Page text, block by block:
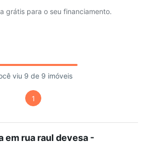
grátis para o seu financiamento.
viu 9 de 9 imóveis
1
em rua raul devesa -